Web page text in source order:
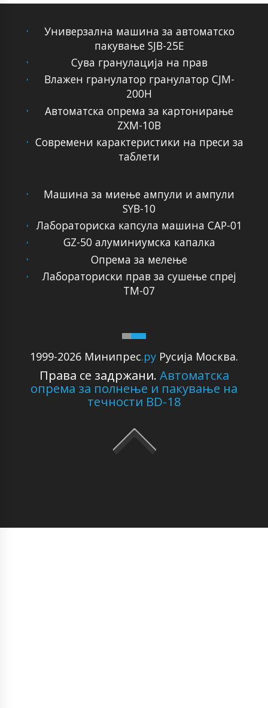
Универзална машина за автоматско
пакување SJB-25E
Сува гранулација на прав
Влажен гранулатор гранулатор CJM-
200H
Автоматска опрема за картонирање
ZXM-10B
Современи карактеристики на преси за
таблети
1999-2026 Минипрес.ру Русија Москва.
Права се задржани. Автоматска
опрема за полнење и пакување на
течности BD-18
Машина за миење ампули и ампули
SYB-10
Лабораториска капсула машина CAP-01
GZ-50 алуминиумска капалка
Опрема за мелење
Лабораториски прав за сушење спреј
ТМ-07